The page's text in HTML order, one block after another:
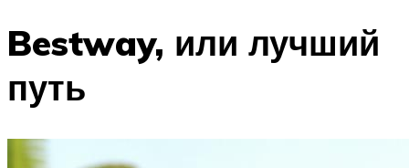
ОЧИСТКА БАССЕЙНОВ
Bestway, или лучший
путь